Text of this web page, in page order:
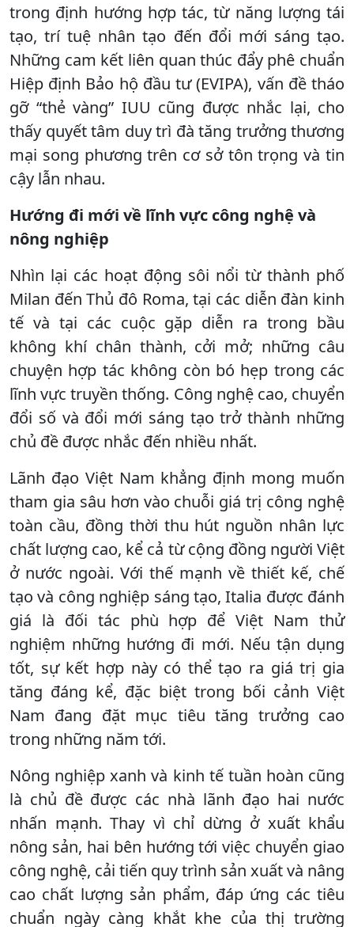
trong định hướng hợp tác, từ năng lượng tái
tạo, trí tuệ nhân tạo đến đổi mới sáng tạo.
Những cam kết liên quan thúc đẩy phê chuẩn
Hiệp định Bảo hộ đầu tư (EVIPA), vấn đề tháo
gỡ “thẻ vàng” IUU cũng được nhắc lại, cho
thấy quyết tâm duy trì đà tăng trưởng thương
mại song phương trên cơ sở tôn trọng và tin
cậy lẫn nhau.
Hướng đi mới về lĩnh vực công nghệ và
nông nghiệp
Nhìn lại các hoạt động sôi nổi từ thành phố
Milan đến Thủ đô Roma, tại các diễn đàn kinh
tế và tại các cuộc gặp diễn ra trong bầu
không khí chân thành, cởi mở; những câu
chuyện hợp tác không còn bó hẹp trong các
lĩnh vực truyền thống. Công nghệ cao, chuyển
đổi số và đổi mới sáng tạo trở thành những
chủ đề được nhắc đến nhiều nhất.
Lãnh đạo Việt Nam khẳng định mong muốn
tham gia sâu hơn vào chuỗi giá trị công nghệ
toàn cầu, đồng thời thu hút nguồn nhân lực
chất lượng cao, kể cả từ cộng đồng người Việt
ở nước ngoài. Với thế mạnh về thiết kế, chế
tạo và công nghiệp sáng tạo, Italia được đánh
giá là đối tác phù hợp để Việt Nam thử
nghiệm những hướng đi mới. Nếu tận dụng
tốt, sự kết hợp này có thể tạo ra giá trị gia
tăng đáng kể, đặc biệt trong bối cảnh Việt
Nam đang đặt mục tiêu tăng trưởng cao
trong những năm tới.
Nông nghiệp xanh và kinh tế tuần hoàn cũng
là chủ đề được các nhà lãnh đạo hai nước
nhấn mạnh. Thay vì chỉ dừng ở xuất khẩu
nông sản, hai bên hướng tới việc chuyển giao
công nghệ, cải tiến quy trình sản xuất và nâng
cao chất lượng sản phẩm, đáp ứng các tiêu
chuẩn ngày càng khắt khe của thị trường